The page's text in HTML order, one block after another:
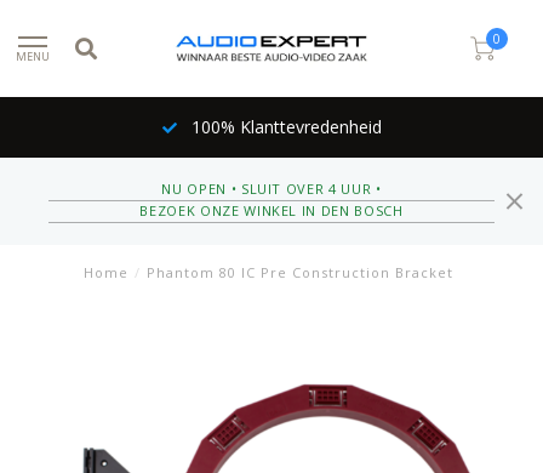
MENU
0
100% Klanttevredenheid
NU OPEN • SLUIT OVER 4 UUR •
BEZOEK ONZE WINKEL IN DEN BOSCH
Home / Phantom 80 IC Pre Construction Bracket